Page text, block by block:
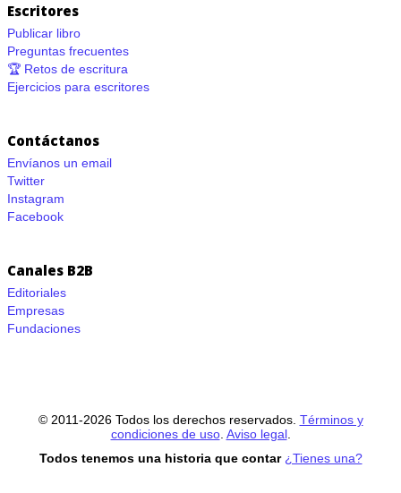
Escritores
Publicar libro
Preguntas frecuentes
🏆 Retos de escritura
Ejercicios para escritores
Contáctanos
Envíanos un email
Twitter
Instagram
Facebook
Canales B2B
Editoriales
Empresas
Fundaciones
© 2011-2026 Todos los derechos reservados. Términos y
condiciones de uso. Aviso legal.
Todos tenemos una historia que contar ¿Tienes una?